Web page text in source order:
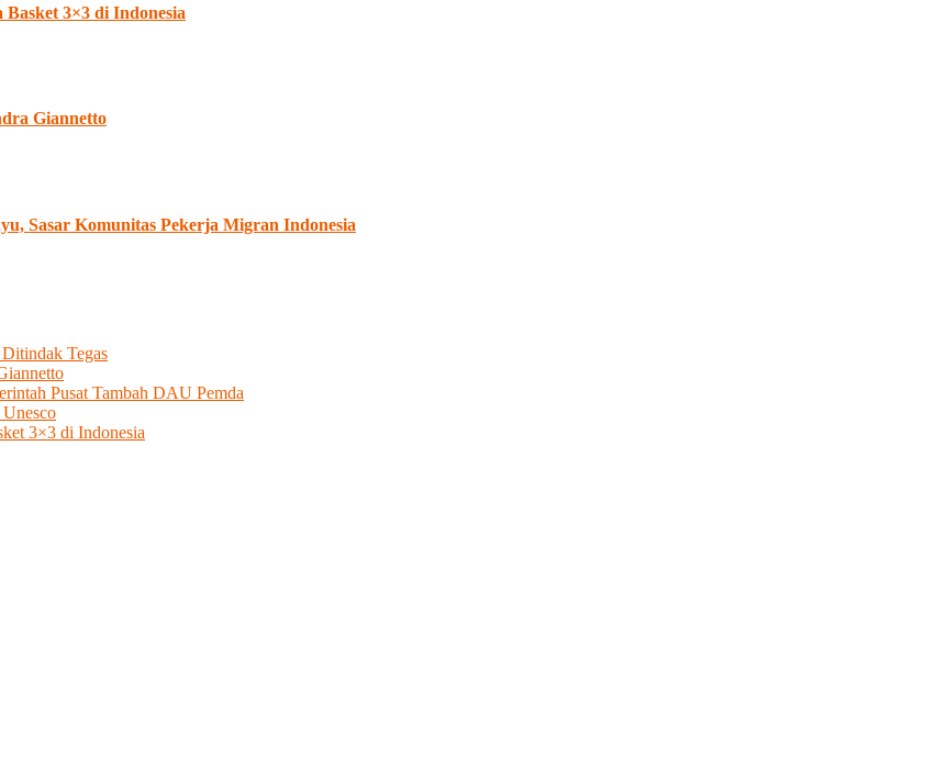
3×3 di Indonesia
Giannetto
Sasar Komunitas Pekerja Migran Indonesia
Tegas
Pusat Tambah DAU Pemda
3×3 di Indonesia